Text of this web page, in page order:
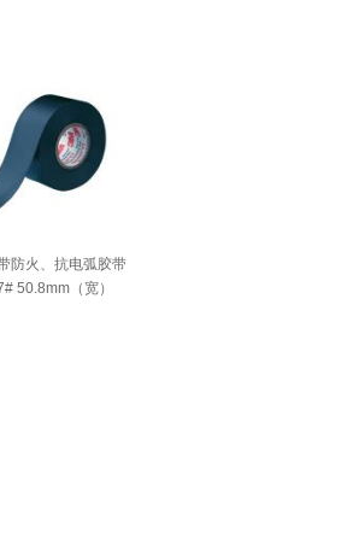
防火、抗电弧胶带
50.8mm（宽）